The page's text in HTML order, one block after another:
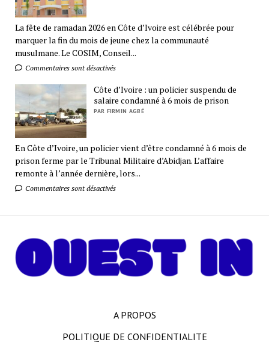
La fête de ramadan 2026 en Côte d’Ivoire est célébrée pour
marquer la fin du mois de jeune chez la communauté
musulmane. Le COSIM, Conseil...
Commentaires sont désactivés
Côte d’Ivoire : un policier suspendu de
salaire condamné à 6 mois de prison
PAR FIRMIN AGBÉ
En Côte d’Ivoire, un policier vient d’être condamné à 6 mois de
prison ferme par le Tribunal Militaire d’Abidjan. L’affaire
remonte à l’année dernière, lors...
Commentaires sont désactivés
A PROPOS
POLITIQUE DE CONFIDENTIALITE